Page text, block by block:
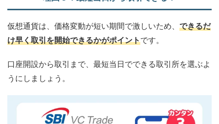
仮想通貨は、価格変動が短い期間で激しいため、 できるだ
け早く取引を開始できるかがポイントです。
口座開設から取引まで、最短当日でできる取引所を選ぶよ
うにしましょう。